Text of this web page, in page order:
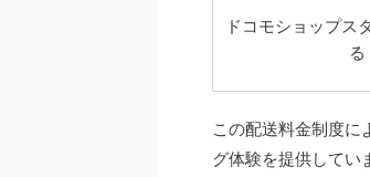
ドコモショップス
る
この配送料金制度に
グ体験を提供してい